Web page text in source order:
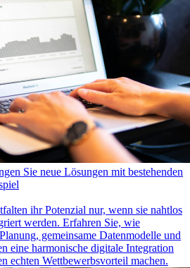
Sie neue Lösungen mit bestehenden
ihr Potenzial nur, wenn sie nahtlos
werden. Erfahren Sie, wie
gemeinsame Datenmodelle und
eine harmonische digitale Integration
echten Wettbewerbsvorteil machen.